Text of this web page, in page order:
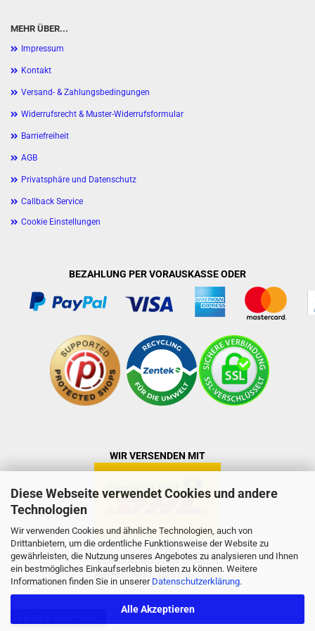
Diese Webseite verwendet Cookies und andere
Technologien
Wir verwenden Cookies und ähnliche Technologien, auch von
Drittanbietern, um die ordentliche Funktionsweise der Website zu
gewährleisten, die Nutzung unseres Angebotes zu analysieren und Ihnen
ein bestmögliches Einkaufserlebnis bieten zu können. Weitere
Informationen finden Sie in unserer Datenschutzerklärung.
Alle Akzeptieren
MEHR ÜBER...
Impressum
Kontakt
Versand- & Zahlungsbedingungen
Widerrufsrecht & Muster-Widerrufsformular
Barriefreiheit
AGB
Privatsphäre und Datenschutz
Callback Service
Cookie Einstellungen
BEZAHLUNG PER VORAUSKASSE ODER
WIR VERSENDEN MIT
ODER
VERSANDKOSTEN SPAREN
ABHOLUNG DIREKT BEI UNS